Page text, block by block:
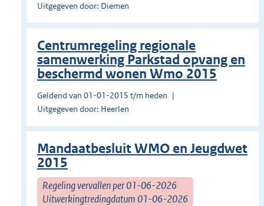
Uitgegeven door: Diemen
Centrumregeling regionale
samenwerking Parkstad opvang en
beschermd wonen Wmo 2015
Geldend van 01-01-2015 t/m heden
Uitgegeven door: Heerlen
Mandaatbesluit WMO en Jeugdwet
2015
Regeling vervallen per 01-06-2026
Uitwerkingtredingdatum 01-06-2026